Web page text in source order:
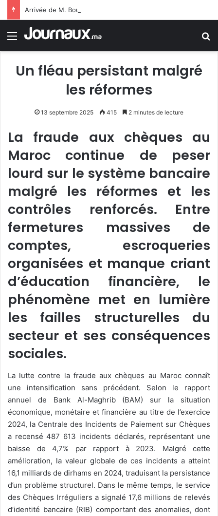
Menu
Un fléau persistant malgré
les réformes
13 septembre 2025 415 2 minutes de lecture
La fraude aux chèques au
Maroc continue de peser
lourd sur le système bancaire
malgré les réformes et les
contrôles renforcés. Entre
fermetures massives de
comptes, escroqueries
organisées et manque criant
d’éducation financière, le
phénomène met en lumière
les failles structurelles du
secteur et ses conséquences
sociales.
La lutte contre la fraude aux chèques au Maroc connaît
une intensification sans précédent. Selon le rapport
annuel de Bank Al-Maghrib (BAM) sur la situation
économique, monétaire et financière au titre de l’exercice
2024, la Centrale des Incidents de Paiement sur Chèques
a recensé 487 613 incidents déclarés, représentant une
baisse de 4,7% par rapport à 2023. Malgré cette
amélioration, la valeur globale de ces incidents a atteint
16,1 milliards de dirhams en 2024, traduisant la persistance
d’un problème structurel. Dans le même temps, le service
des Chèques Irréguliers a signalé 17,6 millions de relevés
d’identité bancaire (RIB) comportant des anomalies, dont